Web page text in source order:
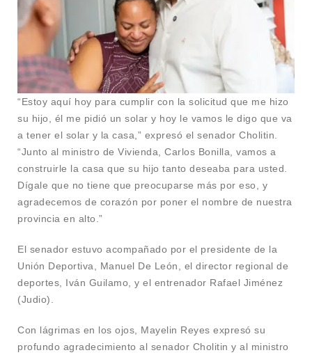
“Estoy aquí hoy para cumplir con la solicitud que me hizo
su hijo, él me pidió un solar y hoy le vamos le digo que va
a tener el solar y la casa,” expresó el senador Cholitin.
“Junto al ministro de Vivienda, Carlos Bonilla, vamos a
construirle la casa que su hijo tanto deseaba para usted.
Dígale que no tiene que preocuparse más por eso, y
agradecemos de corazón por poner el nombre de nuestra
provincia en alto.”
El senador estuvo acompañado por el presidente de la
Unión Deportiva, Manuel De León, el director regional de
deportes, Iván Guilamo, y el entrenador Rafael Jiménez
(Judio).
Con lágrimas en los ojos, Mayelin Reyes expresó su
profundo agradecimiento al senador Cholitin y al ministro